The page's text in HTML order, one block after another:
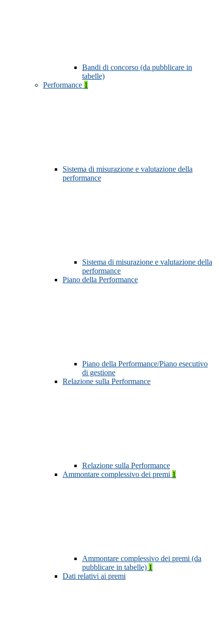
Bandi di concorso (da pubblicare in
tabelle)
Performance 1
Sistema di misurazione e valutazione della
performance
Sistema di misurazione e valutazione della
performance
Piano della Performance
Piano della Performance/Piano esecutivo
di gestione
Relazione sulla Performance
Relazione sulla Performance
Ammontare complessivo dei premi 1
Ammontare complessivo dei premi (da
pubblicare in tabelle) 1
Dati relativi ai premi